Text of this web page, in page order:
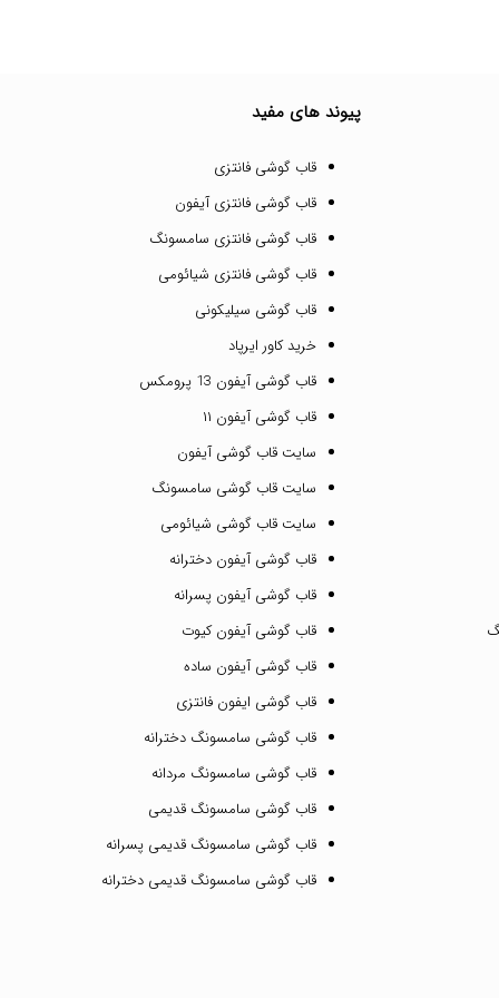
پیوند های مفید
قاب گوشی فانتزی
قاب گوشی فانتزی آیفون
قاب گوشی فانتزی سامسونگ
قاب گوشی فانتزی شیائومی
قاب گوشی سیلیکونی
خرید کاور ایرپاد
قاب گوشی آیفون 13 پرومکس
قاب گوشی آیفون ۱۱
سایت قاب گوشی آیفون
سایت قاب گوشی سامسونگ
سایت قاب گوشی شیائومی
قاب گوشی آیفون دخترانه
قاب گوشی آیفون پسرانه
قاب گوشی آیفون کیوت
قاب گوشی آیفون ساده
قاب گوشی ایفون فانتزی
قاب گوشی سامسونگ دخترانه
قاب گوشی سامسونگ مردانه
قاب گوشی سامسونگ قدیمی
قاب گوشی سامسونگ قدیمی پسرانه
قاب گوشی سامسونگ قدیمی دخترانه